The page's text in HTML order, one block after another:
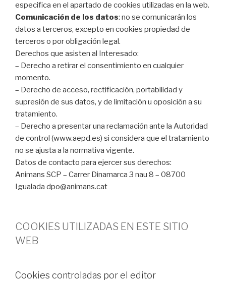
especifica en el apartado de cookies utilizadas en la web.
Comunicación de los datos: no se comunicarán los
datos a terceros, excepto en cookies propiedad de
terceros o por obligación legal.
Derechos que asisten al Interesado:
– Derecho a retirar el consentimiento en cualquier
momento.
– Derecho de acceso, rectificación, portabilidad y
supresión de sus datos, y de limitación u oposición a su
tratamiento.
– Derecho a presentar una reclamación ante la Autoridad
de control (www.aepd.es) si considera que el tratamiento
no se ajusta a la normativa vigente.
Datos de contacto para ejercer sus derechos:
Animans SCP – Carrer Dinamarca 3 nau 8 – 08700
Igualada dpo@animans.cat
COOKIES UTILIZADAS EN ESTE SITIO
WEB
Cookies controladas por el editor